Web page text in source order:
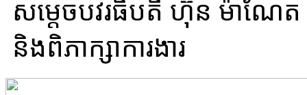
សម្តេចបវរធិបតី ហ៊ុន ម៉ាណែ
និងពិភាក្សាការងារ